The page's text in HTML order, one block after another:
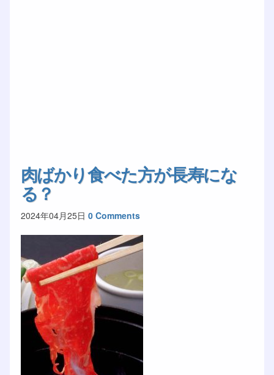
肉ばかり食べた方が長寿にな
る？
2024年04月25日 0 Comments